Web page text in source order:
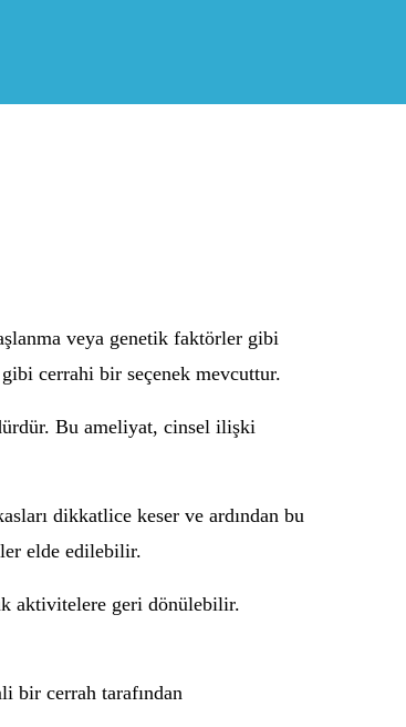
veya genetik faktörler gibi
cerrahi bir seçenek mevcuttur.
Bu ameliyat, cinsel ilişki
dikkatlice keser ve ardından bu
elde edilebilir.
aktivitelere geri dönülebilir.
bir cerrah tarafından